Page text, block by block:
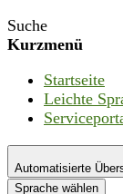
Suche
Kurzmenü
Startseite
Leichte
Automatisierte
Sprache wählen